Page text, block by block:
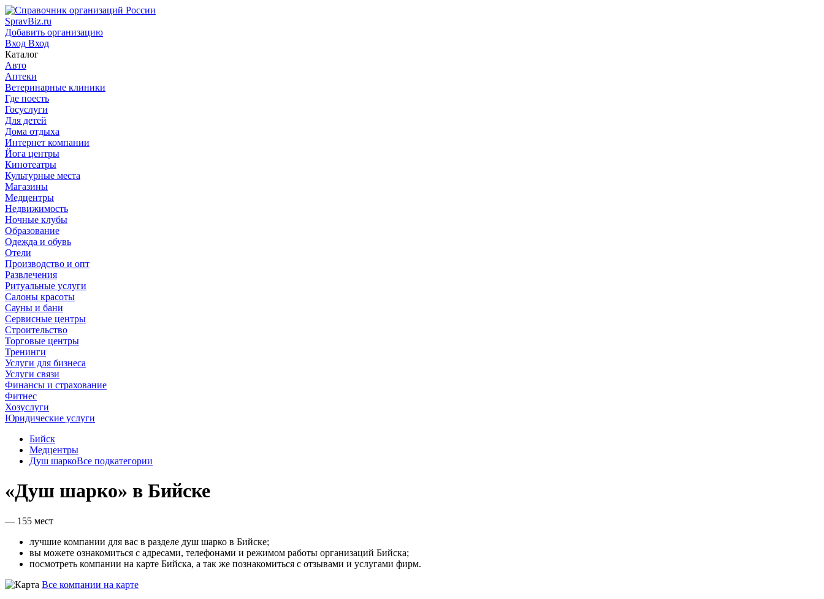
SpravBiz.ru
Добавить организацию
Вход Вход
Каталог
Авто
Аптеки
Ветеринарные клиники
Где поесть
Госуслуги
Для детей
Дома отдыха
Интернет компании
Йога центры
Кинотеатры
Культурные места
Магазины
Медцентры
Недвижимость
Ночные клубы
Образование
Одежда и обувь
Отели
Производство и опт
Развлечения
Ритуальные услуги
Салоны красоты
Сауны и бани
Сервисные центры
Строительство
Торговые центры
Тренинги
Услуги для бизнеса
Услуги связи
Финансы и страхование
Фитнес
Хозуслуги
Юридические услуги
Бийск
Медцентры
Душ шаркоВсе подкатегории
«Душ шарко» в Бийске
— 155 мест
лучшие компании для вас в разделе душ шарко в Бийске;
вы можете ознакомиться с адресами, телефонами и режимом работы организаций Бийска;
посмотреть компании на карте Бийска, а так же познакомиться с отзывами и услугами фирм.
Все компании на карте